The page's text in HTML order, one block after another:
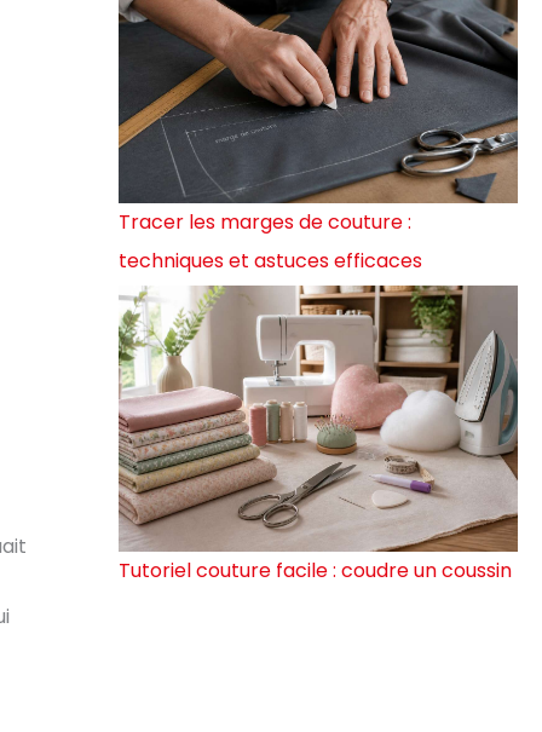
Tracer les marges de couture :
techniques et astuces efficaces
Tutoriel couture facile : coudre un coussin